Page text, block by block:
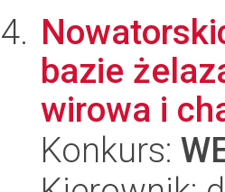
bazie
wirowa i
Konkurs: